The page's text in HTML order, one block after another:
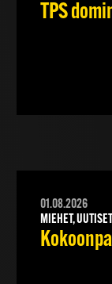
TPS
01.08.2026
MIEHET, UUTISET